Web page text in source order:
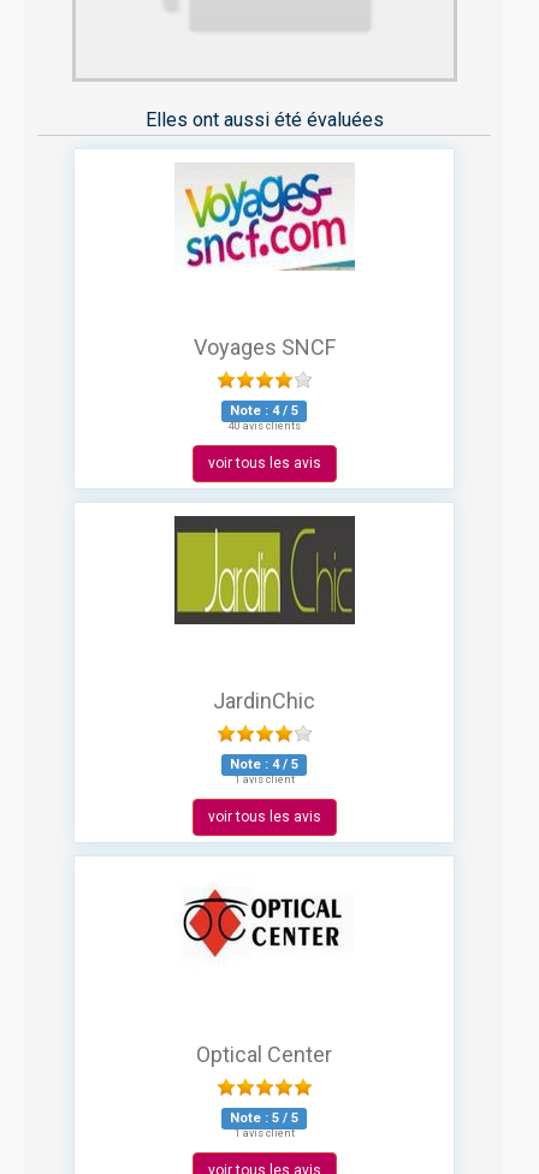
Elles ont aussi été évaluées
Voyages SNCF
Note : 4/ 5
40 avis clients
voir tous les avis
JardinChic
Note : 4/ 5
1 avis client
voir tous les avis
Optical Center
Note : 5 / 5
1 avis client
voir tous les avis